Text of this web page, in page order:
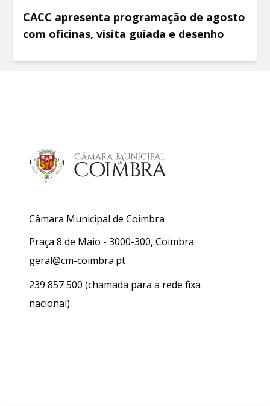
CACC apresenta programação de agosto
com oficinas, visita guiada e desenho
Câmara Municipal de Coimbra
Praça 8 de Maio - 3000-300, Coimbra
geral@cm-coimbra.pt
239 857 500 (chamada para a rede fixa
nacional)